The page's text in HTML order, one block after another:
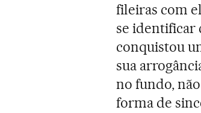
fileiras com
se identificar
conquistou
sua
no fundo,
forma de